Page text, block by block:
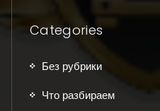
Categories
Без рубрики
Что разбираем